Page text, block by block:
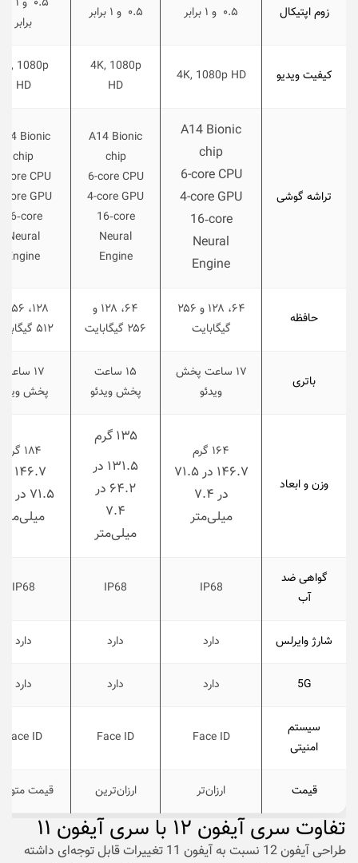
زوم اپتیکال ۰.۵ و ۱ برابر ۰.۵ و ۱ برابر
برابر
کیفیت ویدیو 4K, 1080p HD
4K, 1080p
HD
1080p
HD
تراشه گوشی
A14 Bionic
chip
6-core CPU
4-core GPU
16‑core
Neural
Engine
A14 Bionic
chip
6-core CPU
4-core GPU
16‑core
Neural
Engine
Bionic
chip
core CPU
core GPU
16‑core
Neural
Engine
حافظه
۶۴، ۱۲۸ و ۲۵۶
گیگابایت
۶۴، ۱۲۸ و
۲۵۶ گیگابایت
۵۱۲ گیگابایت
باتری
۱۷ ساعت پخش
ویدئو
۱۵ ساعت
پخش ویدئو
۱۷ ساعت
پخش
وزن و ابعاد
۱۶۴ گرم
۱۴۶.۷ در ۷۱.۵
در ۷.۴
میلی‌متر
۱۳۵ گرم
۱۳۱.۵ در
۶۴.۲ در
۷.۴
میلی‌متر
۱۸۴ گرم
میلی‌متر
گواهی ضد
آب
IP68
IP68
IP68
شارژ وایرلس دارد دارد دارد
5G دارد دارد دارد
سیستم
امنیتی
Face ID
Face ID
Face ID
قیمت ارزان‌تر ارزان‌ترین قیمت
تفاوت سری آیفون ۱۲ با سری آیفون ۱۱
طراحی آیفون 12 نسبت به آیفون 11 تغییرات قابل توجه‌‌ای داشته